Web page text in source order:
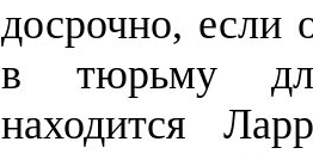
досрочно, если
в тюрьму
находится